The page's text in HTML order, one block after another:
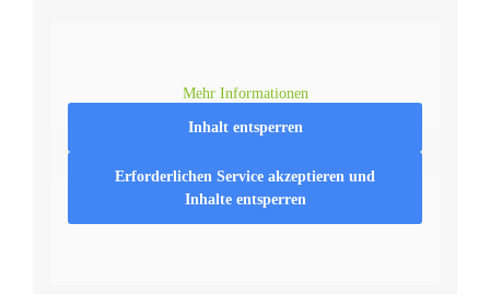
Mehr Informationen
Inhalt entsperren
Erforderlichen Service akzeptieren und
Inhalte entsperren